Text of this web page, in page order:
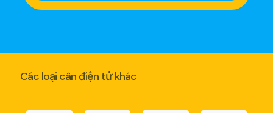
Các loại cân điện tử khác